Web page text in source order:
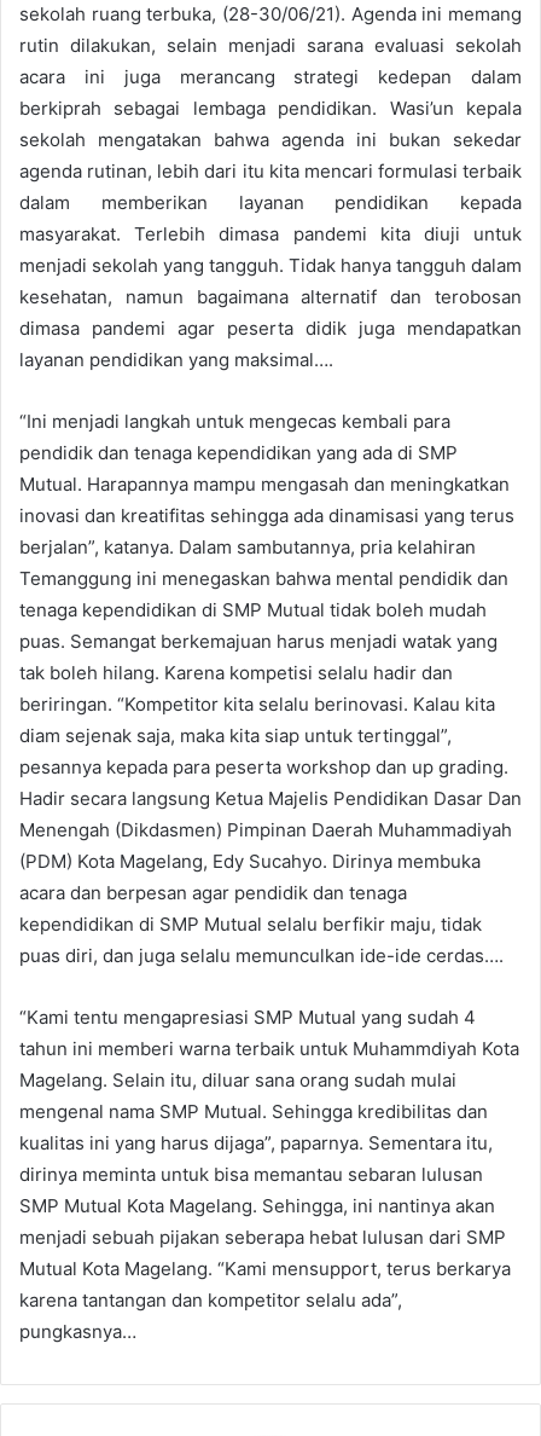
sekolah ruang terbuka, (28-30/06/21). Agenda ini memang
rutin dilakukan, selain menjadi sarana evaluasi sekolah
acara ini juga merancang strategi kedepan dalam
berkiprah sebagai lembaga pendidikan. Wasi’un kepala
sekolah mengatakan bahwa agenda ini bukan sekedar
agenda rutinan, lebih dari itu kita mencari formulasi terbaik
dalam memberikan layanan pendidikan kepada
masyarakat. Terlebih dimasa pandemi kita diuji untuk
menjadi sekolah yang tangguh. Tidak hanya tangguh dalam
kesehatan, namun bagaimana alternatif dan terobosan
dimasa pandemi agar peserta didik juga mendapatkan
layanan pendidikan yang maksimal….
“Ini menjadi langkah untuk mengecas kembali para
pendidik dan tenaga kependidikan yang ada di SMP
Mutual. Harapannya mampu mengasah dan meningkatkan
inovasi dan kreatifitas sehingga ada dinamisasi yang terus
berjalan”, katanya. Dalam sambutannya, pria kelahiran
Temanggung ini menegaskan bahwa mental pendidik dan
tenaga kependidikan di SMP Mutual tidak boleh mudah
puas. Semangat berkemajuan harus menjadi watak yang
tak boleh hilang. Karena kompetisi selalu hadir dan
beriringan. “Kompetitor kita selalu berinovasi. Kalau kita
diam sejenak saja, maka kita siap untuk tertinggal”,
pesannya kepada para peserta workshop dan up grading.
Hadir secara langsung Ketua Majelis Pendidikan Dasar Dan
Menengah (Dikdasmen) Pimpinan Daerah Muhammadiyah
(PDM) Kota Magelang, Edy Sucahyo. Dirinya membuka
acara dan berpesan agar pendidik dan tenaga
kependidikan di SMP Mutual selalu berfikir maju, tidak
puas diri, dan juga selalu memunculkan ide-ide cerdas….
“Kami tentu mengapresiasi SMP Mutual yang sudah 4
tahun ini memberi warna terbaik untuk Muhammdiyah Kota
Magelang. Selain itu, diluar sana orang sudah mulai
mengenal nama SMP Mutual. Sehingga kredibilitas dan
kualitas ini yang harus dijaga”, paparnya. Sementara itu,
dirinya meminta untuk bisa memantau sebaran lulusan
SMP Mutual Kota Magelang. Sehingga, ini nantinya akan
menjadi sebuah pijakan seberapa hebat lulusan dari SMP
Mutual Kota Magelang. “Kami mensupport, terus berkarya
karena tantangan dan kompetitor selalu ada”,
pungkasnya…